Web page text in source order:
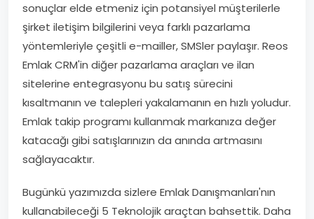
sonuçlar elde etmeniz için potansiyel müşterilerle
şirket iletişim bilgilerini veya farklı pazarlama
yöntemleriyle çeşitli e-mailler, SMSler paylaşır. Reos
Emlak CRM'in diğer pazarlama araçları ve ilan
sitelerine entegrasyonu bu satış sürecini
kısaltmanın ve talepleri yakalamanın en hızlı yoludur.
Emlak takip programı kullanmak markanıza değer
katacağı gibi satışlarınızın da anında artmasını
sağlayacaktır.
Bugünkü yazımızda sizlere Emlak Danışmanları'nın
kullanabileceği 5 Teknolojik araçtan bahsettik. Daha